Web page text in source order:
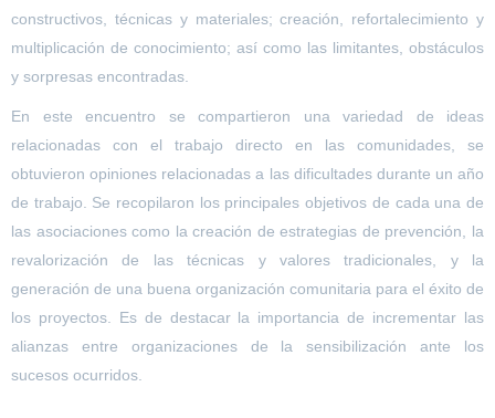
constructivos, técnicas y materiales; creación, refortalecimiento y
multiplicación de conocimiento; así como las limitantes, obstáculos
y sorpresas encontradas.
En este encuentro se compartieron una variedad de ideas
relacionadas con el trabajo directo en las comunidades, se
obtuvieron opiniones relacionadas a las dificultades durante un año
de trabajo. Se recopilaron los principales objetivos de cada una de
las asociaciones como la creación de estrategias de prevención, la
revalorización de las técnicas y valores tradicionales, y la
generación de una buena organización comunitaria para el éxito de
los proyectos. Es de destacar la importancia de incrementar las
alianzas entre organizaciones de la sensibilización ante los
sucesos ocurridos.